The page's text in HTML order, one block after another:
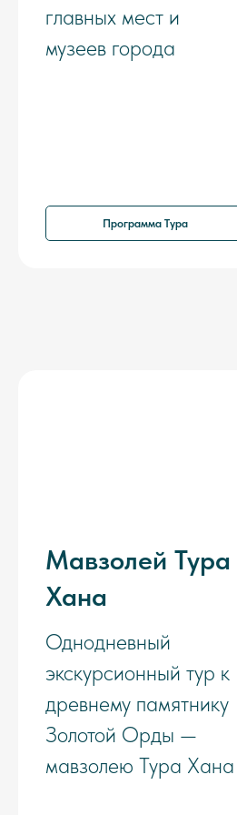
главных мест и
музеев города
Программа Тура
Мавзолей Тура
Хана
Однодневный
экскурсионный тур к
древнему памятнику
Золотой Орды —
мавзолею Тура Хана